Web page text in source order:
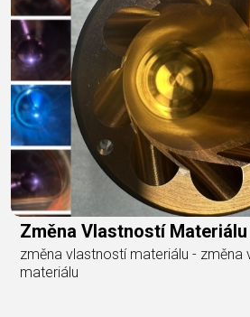
Změna Vlastností Materiálu
změna vlastností materiálu -
materiálu